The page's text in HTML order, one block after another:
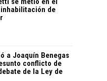
de
a Joaquín Benegas
conflicto de
de la Ley de